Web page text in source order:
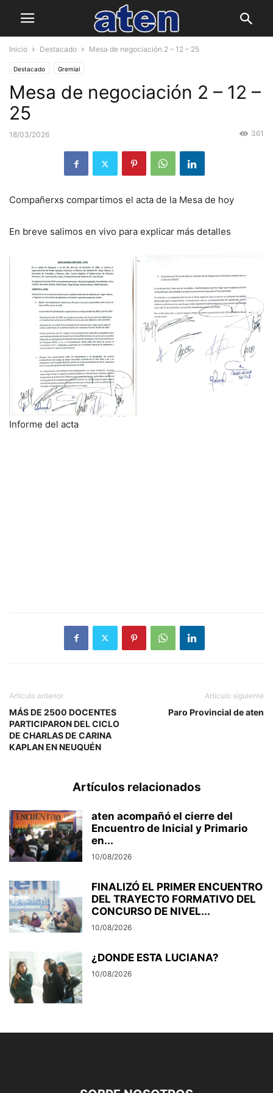
Inicio Destacado Mesa de negociación 2 – 12 – 25
Destacado Gremial
Mesa de negociación 2 – 12 –
25
18/03/2026 361
Compañerxs compartimos el acta de la Mesa de hoy
En breve salimos en vivo para explicar más detalles
Informe del acta
Artículo anterior
MÁS DE 2500 DOCENTES
PARTICIPARON DEL CICLO
DE CHARLAS DE CARINA
KAPLAN EN NEUQUÉN
Artículo siguiente
Paro Provincial de aten
Artículos relacionados
aten acompañó el cierre del
Encuentro de Inicial y Primario
en...
10/08/2026
FINALIZÓ EL PRIMER ENCUENTRO
DEL TRAYECTO FORMATIVO DEL
CONCURSO DE NIVEL...
10/08/2026
¿DONDE ESTA LUCIANA?
10/08/2026